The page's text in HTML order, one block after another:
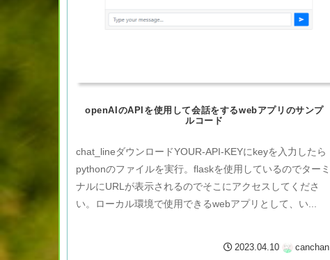
openAIのAPIを使用して会話をするwebアプリのサンプ
ルコード
chat_lineダウンロードYOUR-API-KEYにkeyを入力したら
pythonのファイルを実行。flaskを使用しているのでターミ
ナルにURLが表示されるのでそこにアクセスしてくださ
い。ローカル環境で使用できるwebアプリとして、い...
2023.04.10 canchan